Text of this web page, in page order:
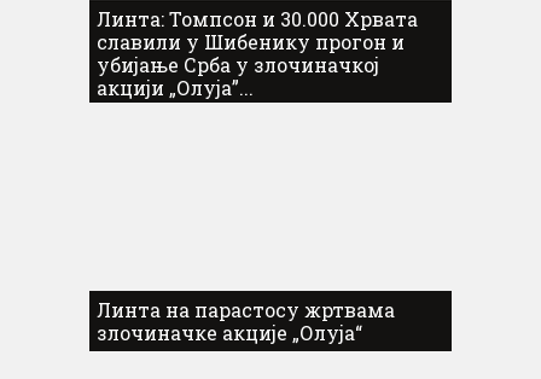
Линта: Томпсон и 30.000 Хрвата
славили у Шибенику прогон и
убијање Срба у злочиначкој
акцији „Олуја”...
Линта на парастосу жртвама
злочиначке акције „Олуја“